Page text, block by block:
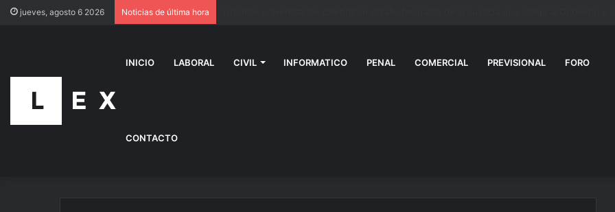
jueves, agosto 6 2026 Noticias de última hora
INICIO LABORAL CIVIL INFORMATICO PENAL COMERCIAL PREVISIONAL FORO
CONTACTO